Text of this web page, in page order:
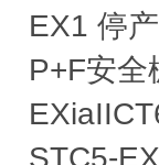
EX1 停
P+F安全
STC5-